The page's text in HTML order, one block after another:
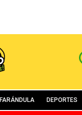
FARÁNDULA DEPORTES